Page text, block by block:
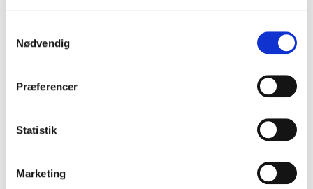
Nødvendig
Præferencer
Statistik
Marketing
Bli en del av vår kundklubb och få många